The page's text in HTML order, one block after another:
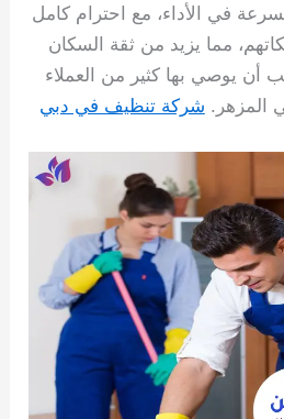
في الأداء، مع احترام كامل
مما يزيد من ثقة السكان
أن يوصي بها كثير من العملاء
المزهر. شركة تنظيف في دبي